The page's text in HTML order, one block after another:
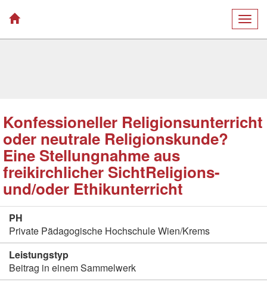
Konfessioneller Religionsunterricht
oder neutrale Religionskunde?
Eine Stellungnahme aus
freikirchlicher SichtReligions-
und/oder Ethikunterricht
PH
Private Pädagogische Hochschule Wien/Krems
Leistungstyp
Beitrag in einem Sammelwerk